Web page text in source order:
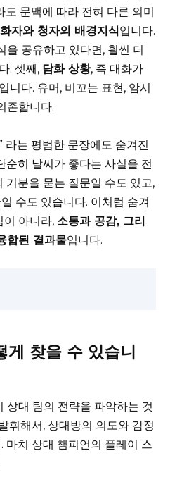
도 문맥에 따라 전혀 다른 의미
화자와 청자의 배경지식입니다.
을 공유하고 있다면, 훨씬 더
. 셋째, 담화 상황, 즉 대화가
니다. 유머, 비꼬는 표현, 암시
존합니다.
라는 평범한 문장에도 숨겨진
순히 날씨가 좋다는 사실을 전
기분을 묻는 질문일 수도 있고,
수도 있습니다. 이처럼 숨겨
이 아니라, 소통과 공감, 그리
합된 결과물입니다.
게 찾을 수 있습니
상대 팀의 전략을 파악하는 것
휘해서, 상대방의 의도와 감정
마치 상대 챔피언의 플레이 스